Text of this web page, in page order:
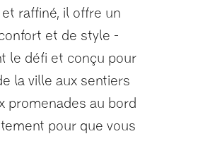
raffiné, il offre un
et de style -
le défi et conçu pour
la ville aux sentiers
promenades au bord
pour que vous